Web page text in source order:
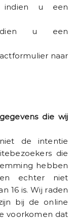
indien u een
u een
naar
die wij
de intentie
die
hebben
echter niet
16 is. Wij raden
bij de online
voorkomen dat